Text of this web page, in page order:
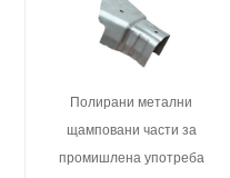
Полирани метални
щамповани части за
промишлена употреба